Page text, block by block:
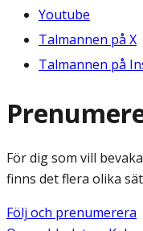
Youtube
Talmannen på X
Talmannen på
För dig som vill
finns det flera olika
Följ och prenumerera